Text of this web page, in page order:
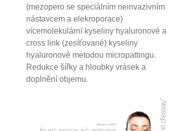
(mezopero se speciálním neinvazivním
nástavcem a elekroporace)
vícemolekulární kyseliny hyaluronové a
cross link (zesíťované) kyseliny
hyaluronové metodou micropattingu.
Redukce šířky a hloubky vrásek a
doplnění objemu.